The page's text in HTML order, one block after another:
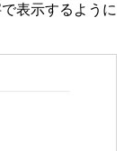
表示するように